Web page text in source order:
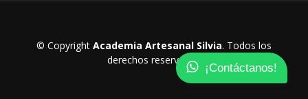
© Copyright Academia Artesanal Silvia. Todos los
derechos reservados
¡Contáctanos!